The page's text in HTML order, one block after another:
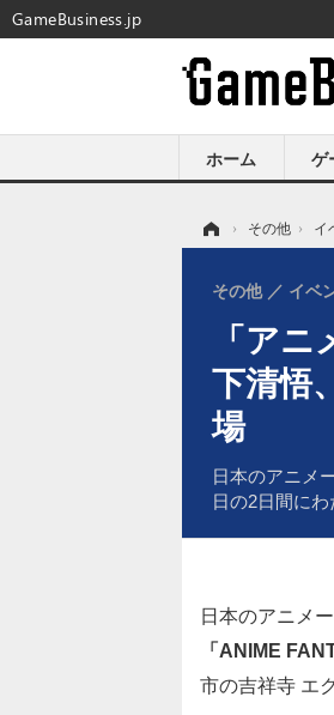
ホーム ゲ
› その他 › イ
「ア
下清悟
場
日本のアニメ
日の2日間に
その他 イベ
日本のアニメ
「ANIME
市の吉祥寺 エ
GameBusiness.jp